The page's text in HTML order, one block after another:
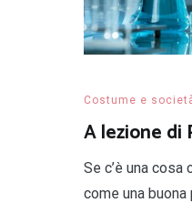
Costume e
A lezione di
Se c’è una
come una